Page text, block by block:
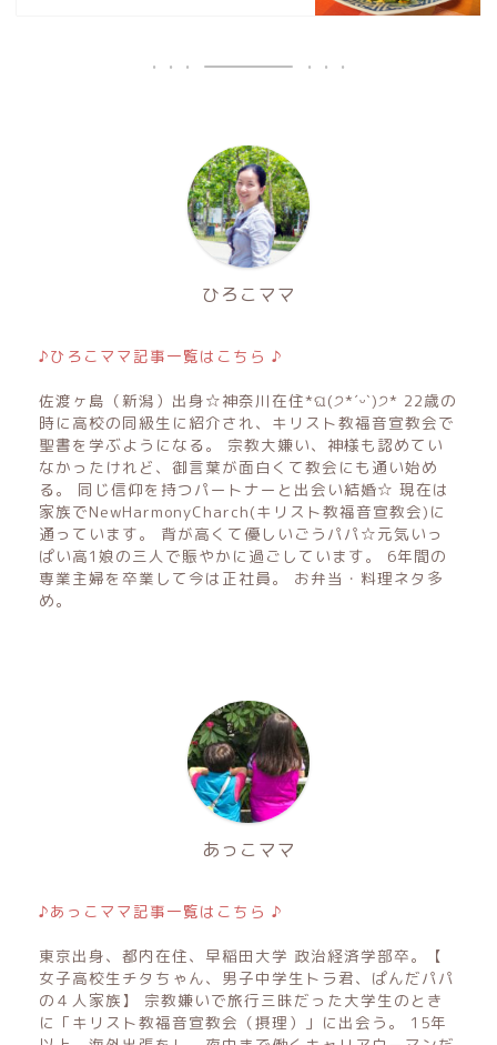
ひろこママ
♪ひろこママ記事一覧はこちら ♪
佐渡ヶ島（新潟）出身☆神奈川在住*ଘ(੭*ˊᵕˋ)੭* 22歳の
時に高校の同級生に紹介され、キリスト教福音宣教会で
聖書を学ぶようになる。 宗教大嫌い、神様も認めてい
なかったけれど、御言葉が面白くて教会にも通い始め
る。 同じ信仰を持つパートナーと出会い結婚☆ 現在は
家族でNewHarmonyCharch(キリスト教福音宣教会)に
通っています。 背が高くて優しいごうパパ☆元気いっ
ぱい高1娘の三人で賑やかに過ごしています。 6年間の
専業主婦を卒業して今は正社員。 お弁当・料理ネタ多
め。
あっこママ
♪あっこママ記事一覧はこちら ♪
東京出身、都内在住、早稲田大学 政治経済学部卒。【
女子高校生チタちゃん、男子中学生トラ君、ぱんだパパ
の４人家族】 宗教嫌いで旅行三昧だった大学生のとき
に「キリスト教福音宣教会（摂理）」に出会う。 15年